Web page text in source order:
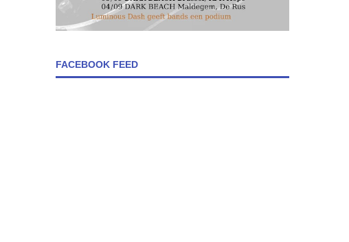
FACEBOOK FEED